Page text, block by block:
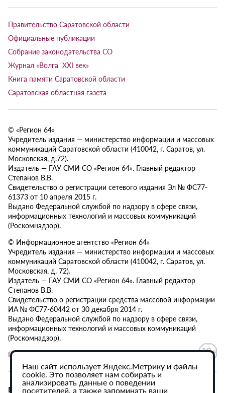
Правительство Саратовской области
Официальные публикации
Собрание законодательства СО
Журнал «Волга XXI век»
Книга памяти Саратовской области
Саратовская областная газета
© «Регион 64»
Учредитель издания — министерство информации и массовых
коммуникаций Саратовской области (410042, г. Саратов, ул.
Московская, д.72).
Издатель — ГАУ СМИ СО «Регион 64». Главный редактор
Степанов В.В.
Свидетельство о регистрации сетевого издания Эл № ФС77-
61373 от 10 апреля 2015 г.
Выдано Федеральной службой по надзору в сфере связи,
информационных технологий и массовых коммуникаций
(Роскомнадзор).
© Информационное агентство «Регион 64»
Учредитель издания — министерство информации и массовых
коммуникаций Саратовской области (410042, г. Саратов, ул.
Московская, д. 72).
Издатель — ГАУ СМИ СО «Регион 64». Главный редактор
Степанов В.В.
Свидетельство о регистрации средства массовой информации
ИА № ФС77-60442 от 30 декабря 2014 г.
Выдано Федеральной службой по надзору в сфере связи,
информационных технологий и массовых коммуникаций
(Роскомнадзор).
Политика в отношении обработки персональных данных
При использовании материалов сайта активная
Наш сайт использует Яндекс.Метрику и файлы
cookie. Это позволяет нам собирать и
анализировать данные о поведении
посетителей, а также запоминать ваши